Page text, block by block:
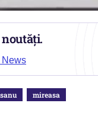
News
mireasa